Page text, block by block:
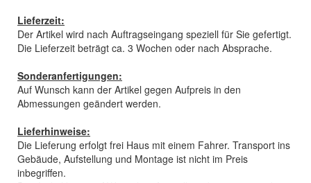
Lieferzeit:
Der Artikel wird nach Auftragseingang speziell für Sie gefertigt.
Die Lieferzeit beträgt ca. 3 Wochen oder nach Absprache.
Sonderanfertigungen:
Auf Wunsch kann der Artikel gegen Aufpreis in den
Abmessungen geändert werden.
Lieferhinweise:
Die Lieferung erfolgt frei Haus mit einem Fahrer. Transport ins
Gebäude, Aufstellung und Montage ist nicht im Preis
inbegriffen.